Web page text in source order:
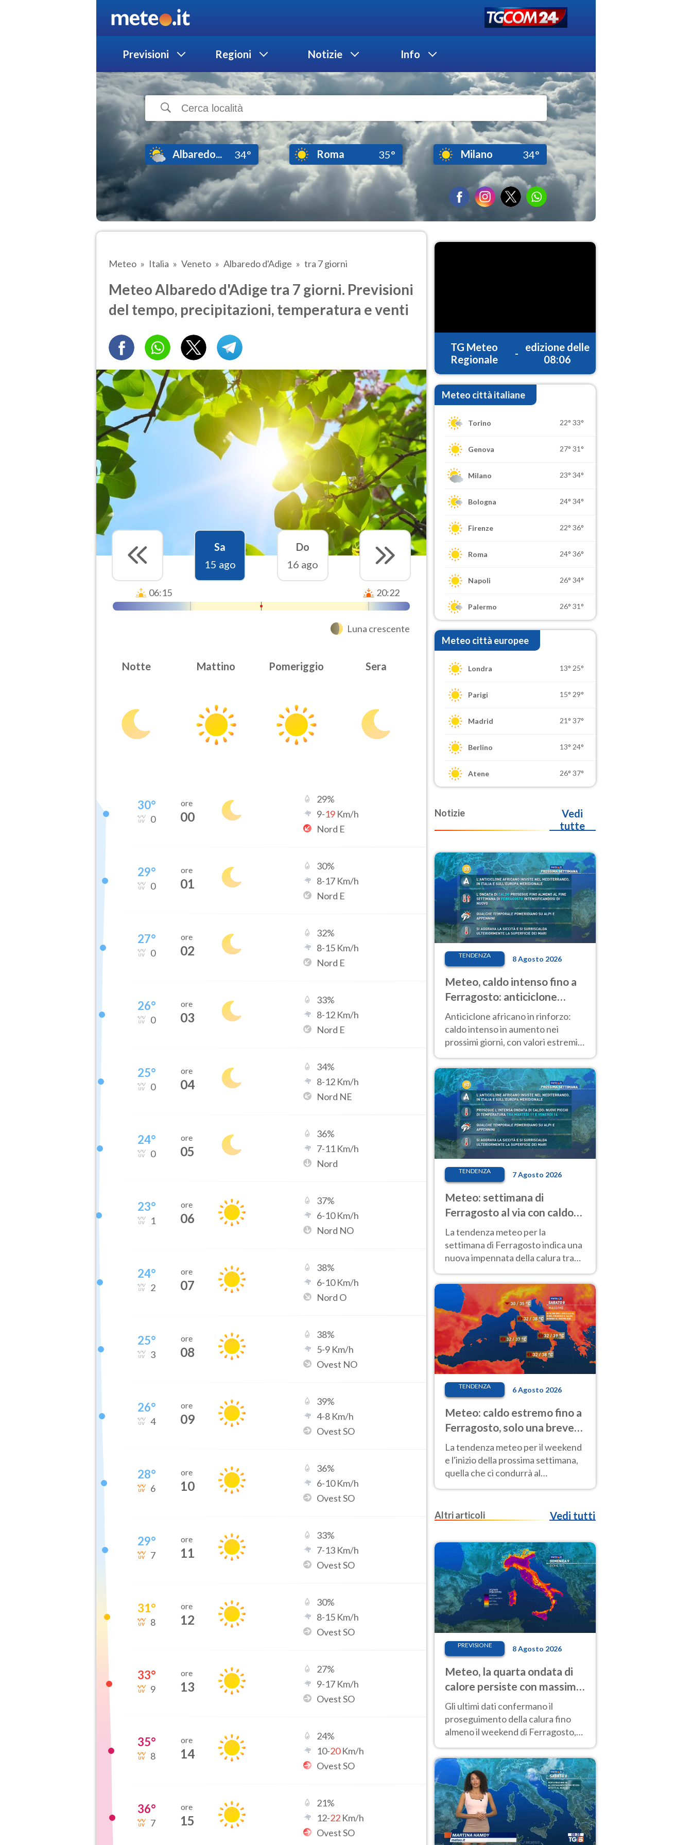
Previsioni Regioni Notizie Info
Albaredo... 34° Roma 35° Milano 34°
Meteo Italia Veneto Albaredo d'Adige tra 7 giorni
Meteo Albaredo d'Adige tra 7 giorni. Previsioni
del tempo, precipitazioni, temperatura e venti
Sa
15 ago
Do
16 ago
06:15 20:22
Luna crescente
Notte Mattino Pomeriggio Sera
30°
0
ore
00
29%
9-19 Km/h
Nord E
29°
0
ore
01
30%
8-17 Km/h
Nord E
27°
0
ore
02
32%
8-15 Km/h
Nord E
26°
0
ore
03
33%
8-12 Km/h
Nord E
25°
0
ore
04
34%
8-12 Km/h
Nord NE
24°
0
ore
05
36%
7-11 Km/h
Nord
23°
1
ore
06
37%
6-10Km/h
Nord NO
24°
2
ore
07
38%
6-10Km/h
Nord O
25°
3
ore
08
38%
5-9 Km/h
Ovest NO
26°
4
ore
09
39%
4-8 Km/h
Ovest SO
28°
6
ore
10
36%
6-10Km/h
Ovest SO
29°
7
ore
11
33%
7-13 Km/h
Ovest SO
31°
8
ore
12
30%
8-15 Km/h
Ovest SO
33°
9
ore
13
27%
9-17 Km/h
Ovest SO
35°
8
ore
14
24%
10-20Km/h
Ovest SO
36°
7
ore
15
21%
12-22 Km/h
Ovest SO
TG Meteo
Regionale
-
edizione delle
08:06
Meteo città italiane
Torino 22° 33°
Genova 27° 31°
Milano 23° 34°
Bologna 24° 34°
Firenze 22° 36°
Roma 24° 36°
Napoli 26° 34°
Palermo 26° 31°
Meteo città europee
Londra 13° 25°
Parigi 15° 29°
Madrid 21° 37°
Berlino 13° 24°
Atene 26° 37°
Notizie
Vedi
tutte
TENDENZA 8 Agosto 2026
Meteo, caldo intenso fino a
Ferragosto: anticiclone
africano ancora
protagonista
Anticiclone africano in rinforzo:
caldo intenso in aumento nei
prossimi giorni, con valori estremi
d’Italia
TENDENZA 7 Agosto 2026
Meteo: settimana di
Ferragosto al via con caldo
intenso e qualche temporale
La tendenza meteo per la
settimana di Ferragosto indica una
nuova impennata della calura tra
anche al Nord.
TENDENZA 6 Agosto 2026
Meteo: caldo estremo fino a
Ferragosto, solo una breve
pausa. Ecco dove
La tendenza meteo per il weekend
e l'inizio della prossima settimana,
quella che ci condurrà al
Ferragosto, vede ancora
Altri articoli
Vedi tutti
PREVISIONE 8 Agosto 2026
Meteo, la quarta ondata di
calore persiste con massime
sempre molto elevate
Gli ultimi dati confermano il
proseguimento della calura fino
almeno il weekend di Ferragosto,
intensificazione prossima
settimana